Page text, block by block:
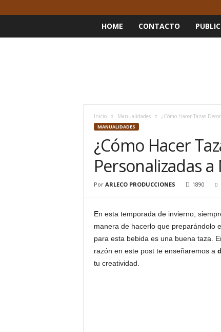
HOME CONTACTO
Inicio Manualidades ¿Cómo Hacer Tazas
MANUALIDADES
¿Cómo Hacer
Personalizadas a
Por ARLECO PRODUCCIONES 1890
En esta temporada de invierno,
manera de hacerlo que preparándolo
para esta bebida es una buena taza.
razón en este post te enseñaremos a
tu creatividad.